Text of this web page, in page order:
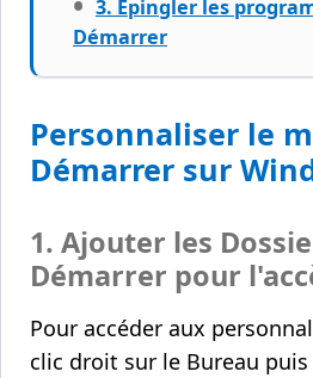
3. Épingler les
Démarrer
Personnaliser le
Démarrer sur
1. Ajouter les
Démarrer pour
Pour accéder aux
clic droit sur le Bureau